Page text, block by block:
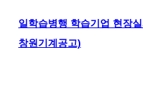
일학습병행 학습기업 현장
창원기계공고)